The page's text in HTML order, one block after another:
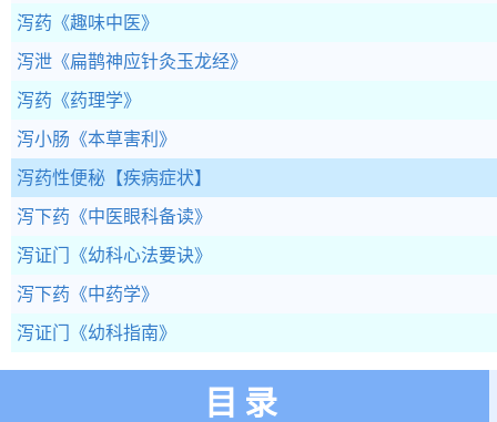
泻药 《趣味中医》
泻泄 《扁鹊神应针灸玉龙经》
泻药 《药理学》
泻小肠 《本草害利》
泻药性便秘 【疾病症状】
泻下药 《中医眼科备读》
泻证门 《幼科心法要诀》
泻下药 《中药学》
泻证门 《幼科指南》
目录